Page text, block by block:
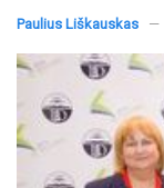
Paulius Liškauskas